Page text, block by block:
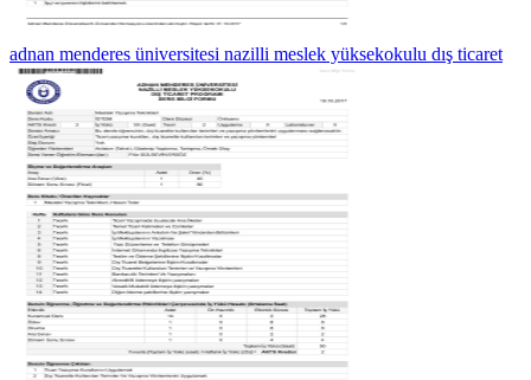
adnan menderes üniversitesi nazilli meslek yüksekokulu dış ticaret